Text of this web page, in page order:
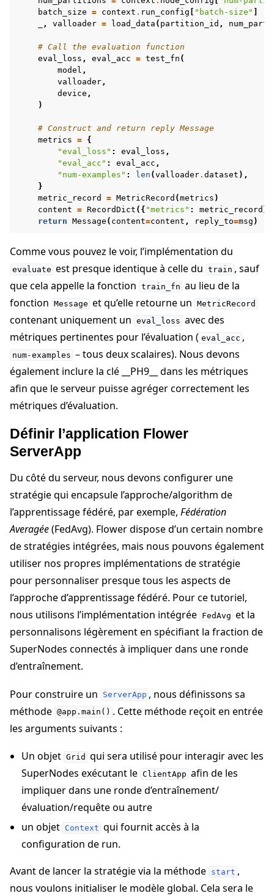
batch_size = context . run_config "batch-size"
, valloader = load_data ( partition_id ,
# Call the evaluation function
eval_loss , eval_acc = test_fn (
model ,
valloader,
device ,
)
# Construct and return reply Message
metrics = {
"eval_loss" : eval_loss ,
"eval_acc" : eval_acc ,
"num-examples" : len (valloader. dataset ),
}
metric_record
= MetricRecord (metrics )
content = RecordDict ({ "metrics" : metric_record
return Message ( content=content , reply_to=msg )
Comme vous pouvez le voir, l’implémentation du
evaluate est presque identique à celle du train , sauf
que cela appelle la fonction train_fn au lieu de la
fonction Message et qu’elle retourne un MetricRecord
contenant uniquement un eval_loss avec des
métriques pertinentes pour l’évaluation ( eval_acc ,
num-examples – tous deux scalaires). Nous devons
également inclure la clé __PH9__ dans les métriques
afin que le serveur puisse agréger correctement les
métriques d’évaluation.
Définir l’application Flower
ServerApp
Du côté du serveur, nous devons configurer une
stratégie qui encapsule l’approche/algorithm de
l’apprentissage fédéré, par exemple, Fédération
Averagée(FedAvg). Flower dispose d’un certain nombre
de stratégies intégrées, mais nous pouvons également
utiliser nos propres implémentations de stratégie
pour personnaliser presque tous les aspects de
l’approche d’apprentissage fédéré. Pour ce tutoriel,
nous utilisons l’implémentation intégrée FedAvg et la
personnalisons légèrement en spécifiant la fraction de
SuperNodes connectés à impliquer dans une ronde
d’entraînement.
Pour construire un ServerApp , nous définissons sa
méthode @app.main() . Cette méthode reçoit en entrée
les arguments suivants :
Un objet Grid qui sera utilisé pour interagir avec les
SuperNodes exécutant le ClientApp afin de les
impliquer dans une ronde d’entraînement/
évaluation/requête ou autre
un objet Context qui fournit accès à la
configuration de run.
Avant de lancer la stratégie via la méthode start ,
nous voulons initialiser le modèle global. Cela sera le